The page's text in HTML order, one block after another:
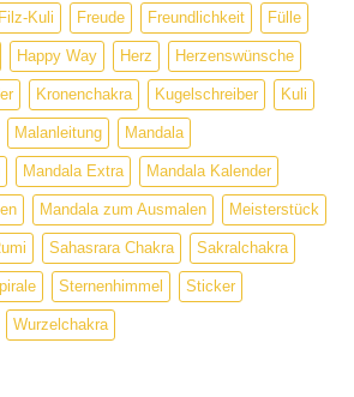
Filz-Kuli Freude Freundlichkeit Fülle
Happy Way Herz Herzenswünsche
Kronenchakra Kugelschreiber Kuli
Malanleitung Mandala
Mandala Extra Mandala Kalender
Mandala zum Ausmalen Meisterstück
Sahasrara Chakra Sakralchakra
Sternenhimmel Sticker
Wurzelchakra